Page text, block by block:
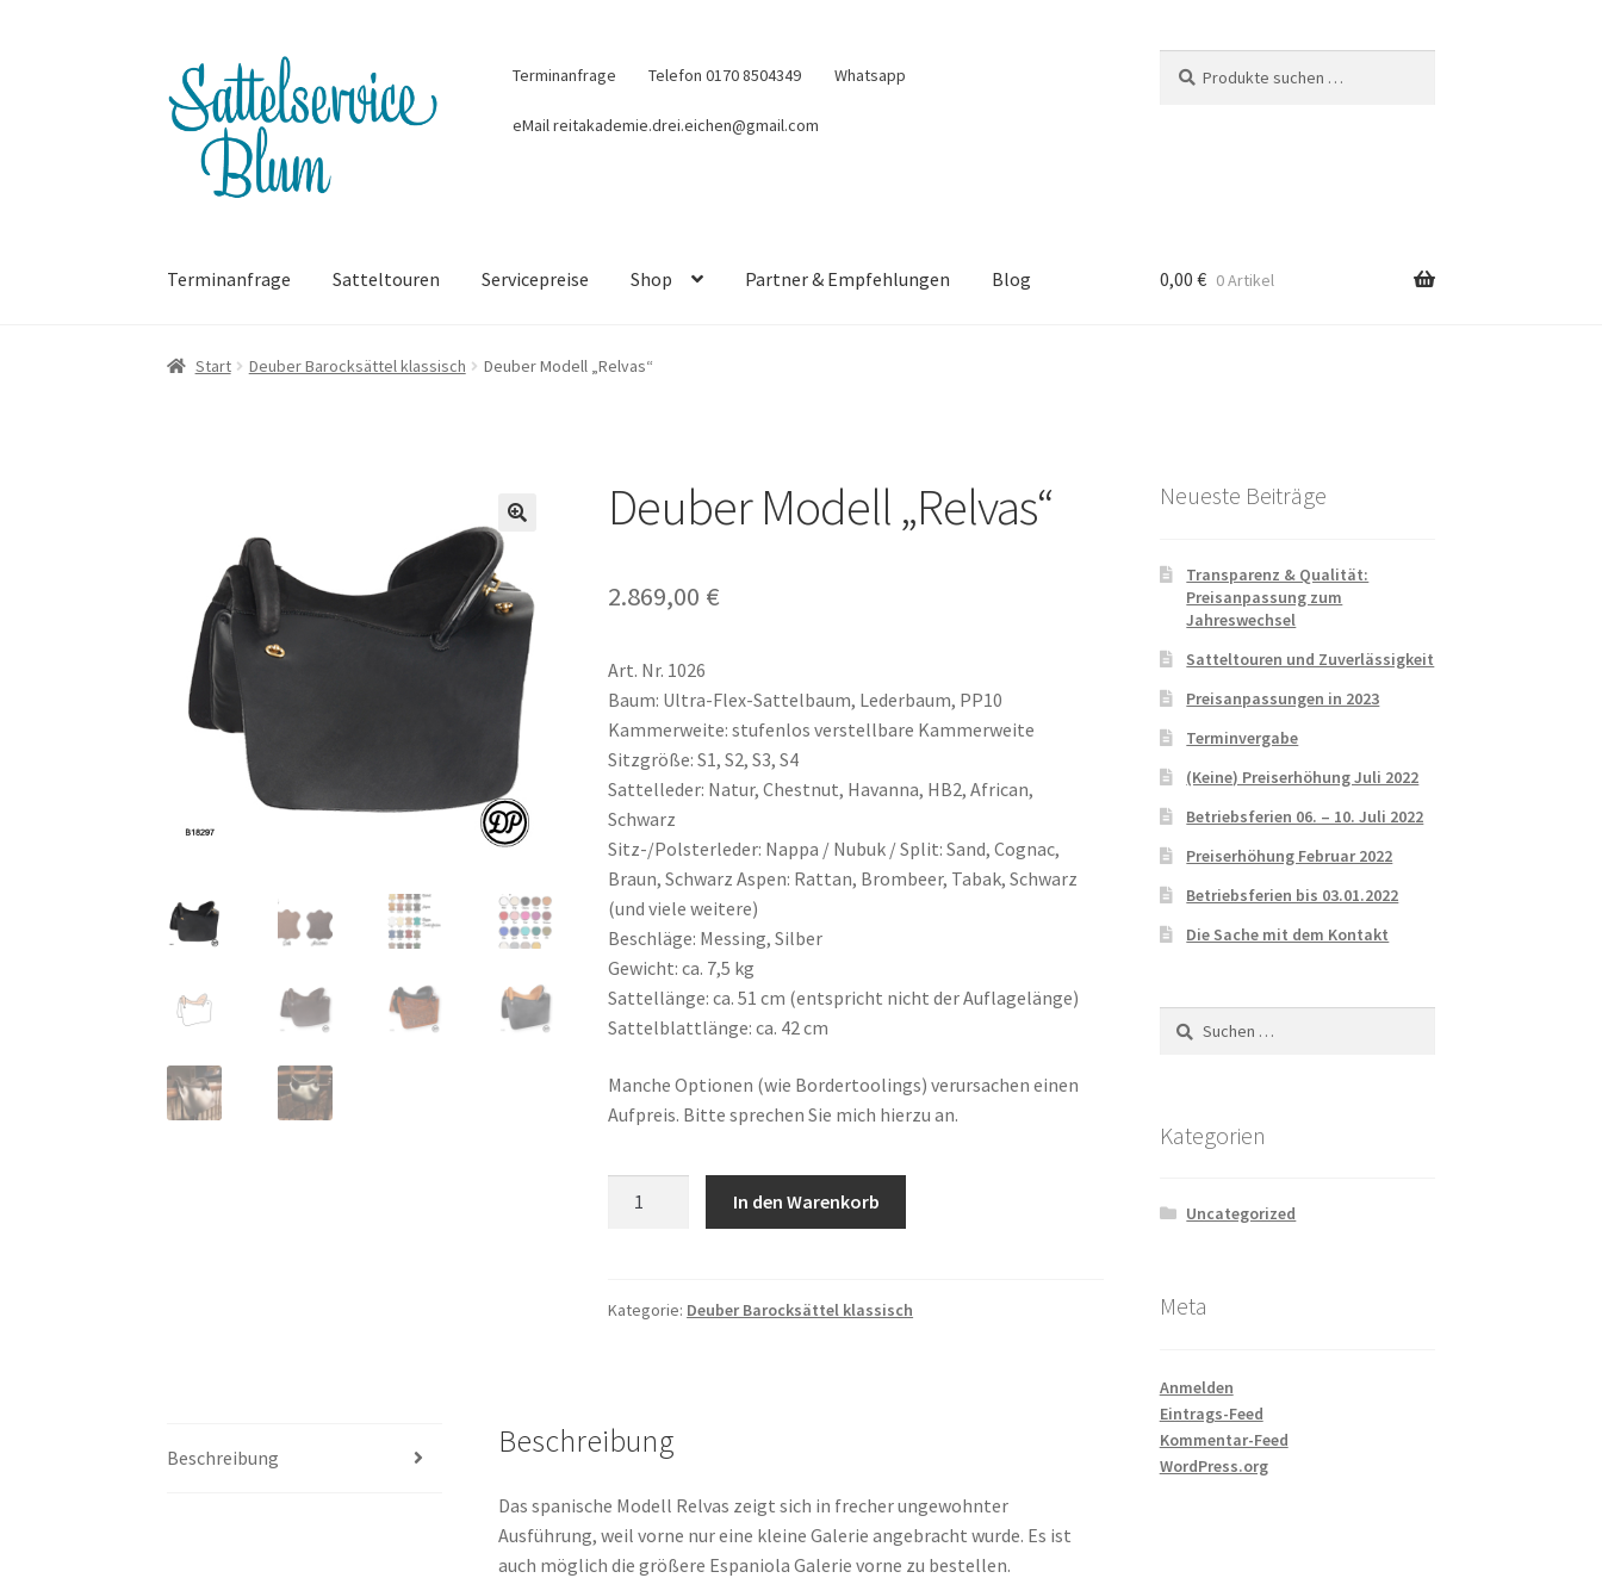
Zur
Navigation
springen
Zum
Inhalt
springen
Terminanfrage Telefon 0170 8504349 Whatsapp
eMail reitakademie.drei.eichen@gmail.com
nach:
Terminanfrage Satteltouren Servicepreise Shop Partner & Empfehlungen Blog 0,00 € 0 Artikel
Start Deuber Barocksättel klassisch Deuber Modell „Relvas“
Deuber Modell „Relvas“
2.869,00 €
Art. Nr. 1026
Baum: Ultra-Flex-Sattelbaum, Lederbaum, PP10
Kammerweite: stufenlos verstellbare Kammerweite
Sitzgröße: S1, S2, S3, S4
Sattelleder: Natur, Chestnut, Havanna, HB2, African,
Schwarz
Sitz-/Polsterleder: Nappa / Nubuk / Split: Sand, Cognac,
Braun, Schwarz Aspen: Rattan, Brombeer, Tabak, Schwarz
(und viele weitere)
Beschläge: Messing, Silber
Gewicht: ca. 7,5 kg
Sattellänge: ca. 51 cm (entspricht nicht der Auflagelänge)
Sattelblattlänge: ca. 42 cm
Manche Optionen (wie Bordertoolings) verursachen einen
Aufpreis. Bitte sprechen Sie mich hierzu an.
In den Warenkorb
Kategorie: Deuber Barocksättel klassisch
Beschreibung Beschreibung
Das spanische Modell Relvas zeigt sich in frecher ungewohnter
Ausführung, weil vorne nur eine kleine Galerie angebracht wurde. Es ist
auch möglich die größere Espaniola Galerie vorne zu bestellen.
Neueste Beiträge
Transparenz & Qualität:
Preisanpassung zum
Jahreswechsel
Satteltouren und Zuverlässigkeit
Preisanpassungen in 2023
Terminvergabe
(Keine) Preiserhöhung Juli 2022
Betriebsferien 06. – 10. Juli 2022
Preiserhöhung Februar 2022
Betriebsferien bis 03.01.2022
Die Sache mit dem Kontakt
Suchen
nach:
Kategorien
Uncategorized
Meta
Anmelden
Eintrags-Feed
Kommentar-Feed
WordPress.org